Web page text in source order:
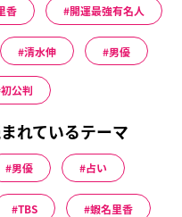
香 開運最強有名人
清水伸 男優
初公判
れているテーマ
男優 占い
TBS 蝦名里香